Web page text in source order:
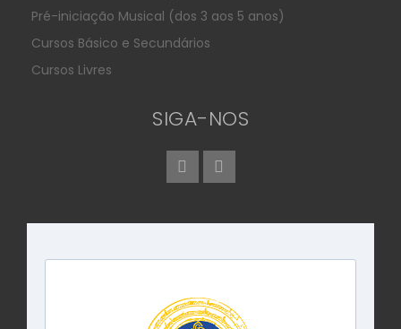
Pré-iniciação Musical (dos 3 aos 5 anos)
Cursos Básico e Secundários
Cursos Livres
SIGA-NOS